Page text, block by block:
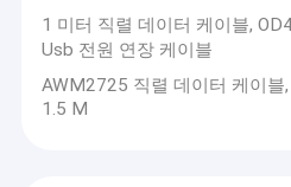
전자 와이어 하네스
1 미터 직렬 데이터 케이블,
Usb 전원 연장 케이블
AWM2725 직렬 데이터 케이블
1.5 M
열정적인 서비스를 제공하기 위해
기업가치: 성실 협력과 혁신, 우수한
및 경쟁력있는 가격, 적시 배달 시간
이 우리의 약속입니다. 고객 요구 사